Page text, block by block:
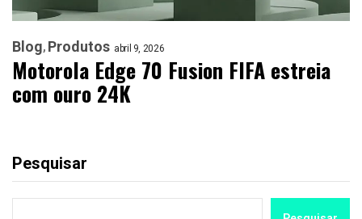
Blog Produtos abril 9, 2026
Motorola Edge 70 Fusion FIFA estreia
com ouro 24K
Pesquisar